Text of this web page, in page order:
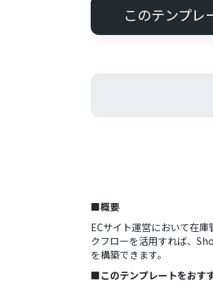
このテンプレ
■概要
ECサイト運営において在
クフローを活用すれば、
を構築できます。
■このテンプレートをおす